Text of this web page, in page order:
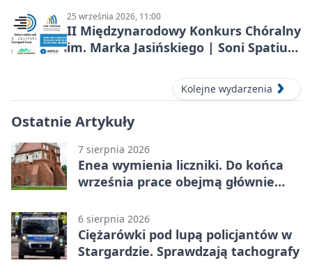
25 września 2026, 11:00
II Międzynarodowy Konkurs Chóralny
im. Marka Jasińskiego | Soni Spatium
Kolejne wydarzenia
Ostatnie Artykuły
7 sierpnia 2026
Enea wymienia liczniki. Do końca
września prace obejmą głównie
6 sierpnia 2026
Ciężarówki pod lupą policjantów w
Stargardzie. Sprawdzają tachografy